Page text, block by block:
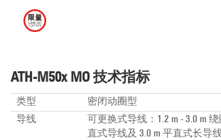
ATH-M50x MO 技术指标
类型
密闭动圈型
导线
可更换式导线：1.2 m - 3.0 m
直式导线及 3.0 m 平直式长导